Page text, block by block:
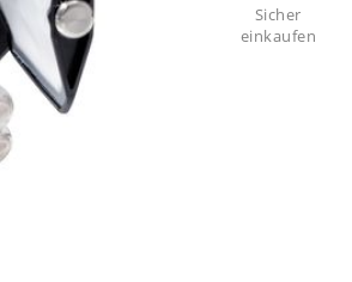
Sicher
einkaufen